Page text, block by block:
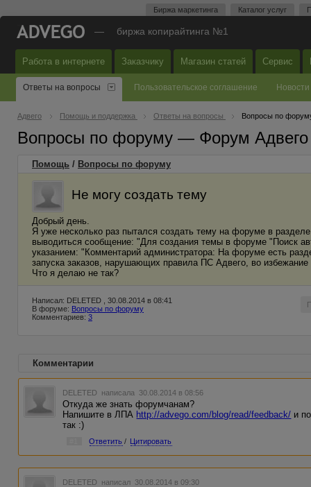
Биржа маркетинга Каталог услуг
— биржа копирайтинга №1
Работа в интернете Заказчику Магазин статей Сервис
Ответы на вопросы Пользовательское соглашение Новости
Адвего Помощь и поддержка Ответы на вопросы Вопросы по
Вопросы по форуму — Форум Адвего
Помощь / Вопросы по форуму
Не могу создать тему
Добрый день.
Я уже несколько раз пытался создать тему на форуме в
выводиться сообщение: "Для создания темы в форуме "Поиск
указанием: "Комментарий администратора: На форуме есть
запуска заказов, нарушающих правила ПС Адвего, во избежание
Что я делаю не так?
Написал: DELETED , 30.08.2014 в 08:41
В форуме: Вопросы по форуму
Комментариев: 3
Комментарии
DELETED написала 30.08.2014 в 08:56
Откуда же знать форумчанам?
Напишите в ЛПА http://advego.com/blog/read/feedback/ и
так :)
Ответить / Цитировать
DELETED написал 30.08.2014 в 09:30